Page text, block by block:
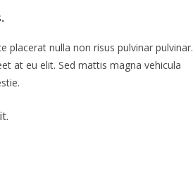
placerat nulla non risus pulvinar pulvinar.
at eu elit. Sed mattis magna vehicula